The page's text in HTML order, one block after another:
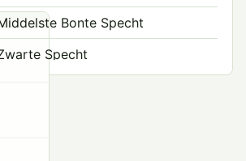
Bonte Specht
Specht